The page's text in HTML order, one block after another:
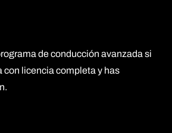
de conducción avanzada si
con licencia completa y has